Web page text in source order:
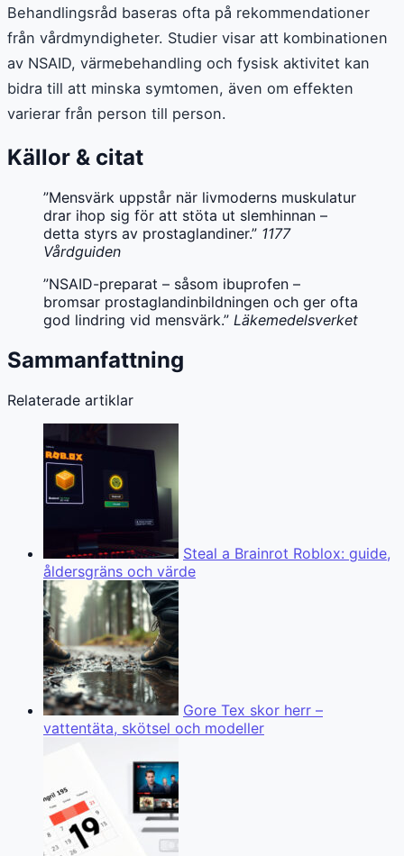
Behandlingsråd baseras ofta på rekommendationer
från vårdmyndigheter. Studier visar att kombinationen
av NSAID, värmebehandling och fysisk aktivitet kan
bidra till att minska symtomen, även om effekten
varierar från person till person.
Källor & citat
”Mensvärk uppstår när livmoderns muskulatur
drar ihop sig för att stöta ut slemhinnan –
detta styrs av prostaglandiner.” 1177
Vårdguiden
”NSAID-preparat – såsom ibuprofen –
bromsar prostaglandinbildningen och ger ofta
god lindring vid mensvärk.” Läkemedelsverket
Sammanfattning
Relaterade artiklar
Steal a Brainrot Roblox: guide,
åldersgräns och värde
Gore Tex skor herr –
vattentäta, skötsel och modeller